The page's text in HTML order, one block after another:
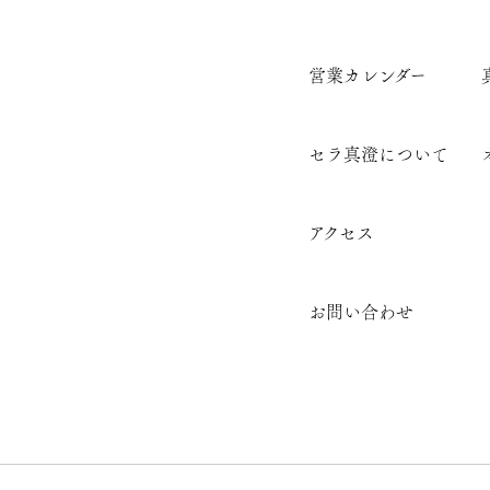
営業カレンダー
セラ真澄について
アクセス
お問い合わせ